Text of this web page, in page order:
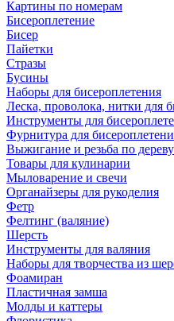
Картины по номерам
Бисероплетение
Бисер
Пайетки
Стразы
Бусины
Наборы для бисероплетения
Леска, проволока, нитки для
Инструменты для
Фурнитура для
Выжигание и резьба по дереву
Товары для кулинарии
Мыловарение и свечи
Органайзеры для рукоделия
Фетр
Фелтинг (валяние)
Шерсть
Инструменты для валяния
Наборы для творчества из
Фоамиран
Пластичная замша
Молды и каттеры